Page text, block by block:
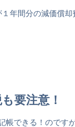
１年間分の減価償却
要注意！
帳できる！のです